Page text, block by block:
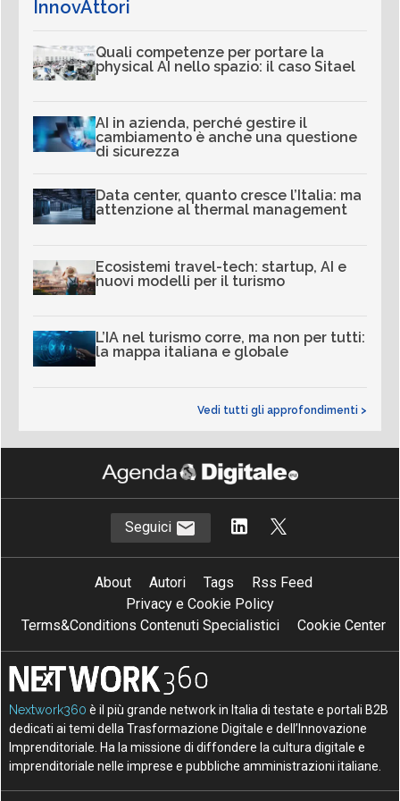
InnovAttori
Quali competenze per portare la
physical AI nello spazio: il caso Sitael
AI in azienda, perché gestire il
cambiamento è anche una questione
di sicurezza
Data center, quanto cresce l’Italia: ma
attenzione al thermal management
Ecosistemi travel-tech: startup, AI e
nuovi modelli per il turismo
L’IA nel turismo corre, ma non per tutti:
la mappa italiana e globale
Vedi tutti gli approfondimenti >
Seguici
About Autori Tags
Rss Feed
Privacy e Cookie Policy
Terms&Conditions Contenuti Specialistici
Cookie Center
Nextwork360 è il più grande network in Italia di testate e portali B2B
dedicati ai temi della Trasformazione Digitale e dell’Innovazione
Imprenditoriale. Ha la missione di diffondere la cultura digitale e
imprenditoriale nelle imprese e pubbliche amministrazioni italiane.